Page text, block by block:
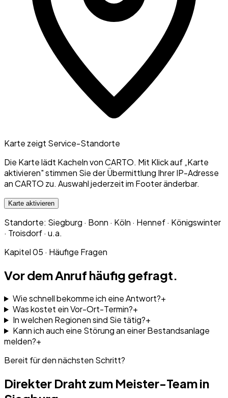
Karte zeigt Service-Standorte
Die Karte lädt Kacheln von CARTO. Mit Klick auf „Karte
aktivieren" stimmen Sie der Übermittlung Ihrer IP-Adresse
an CARTO zu. Auswahl jederzeit im Footer änderbar.
Karte aktivieren
Standorte: Siegburg · Bonn · Köln · Hennef · Königswinter
· Troisdorf· u.a.
Kapitel 05 · Häufige Fragen
Vor dem Anruf häufig gefragt.
Wie schnell bekomme ich eine Antwort?+
Was kostet ein Vor-Ort-Termin?+
In welchen Regionen sind Sie tätig?+
Kann ich auch eine Störung an einer Bestandsanlage
melden?+
Bereit für den nächsten Schritt?
Direkter Draht zum Meister-Team in